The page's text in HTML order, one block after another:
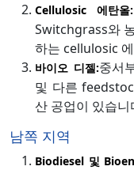
Cellulosic 에탄올:
Switchgrass와
하는 cellulosic
바이오 디젤:중서
및 다른
산 공업이 있습니
남쪽 지역
Biodiesel 및